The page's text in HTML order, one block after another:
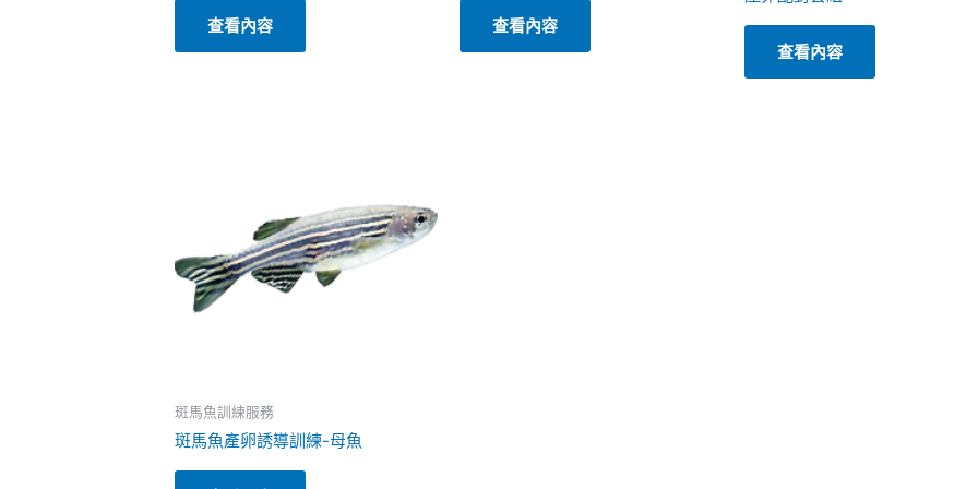
查看內容 查看內容
查看內容
斑馬魚訓練服務
斑馬魚產卵誘導訓練-母魚